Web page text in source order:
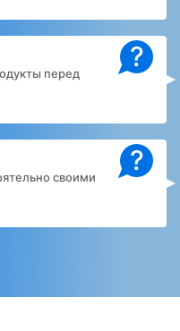
?
перед
?
своими